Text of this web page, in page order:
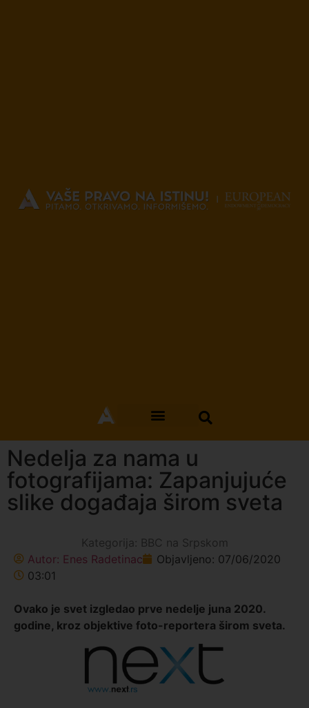
Nedelja za nama u
fotografijama: Zapanjujuće
slike događaja širom sveta
Kategorija: BBC na Srpskom
Autor: Enes Radetinac Objavljeno: 07/06/2020
03:01
Ovako je svet izgledao prve nedelje juna 2020.
godine, kroz objektive foto-reportera širom sveta.